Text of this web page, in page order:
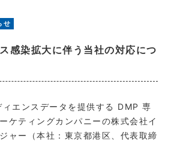
せ
感染拡大に伴う当社の対応につ
エンスデータを提供する DMP 専
ケティングカンパニーの株式会社イ
ャー（本社：東京都港区、代表取締